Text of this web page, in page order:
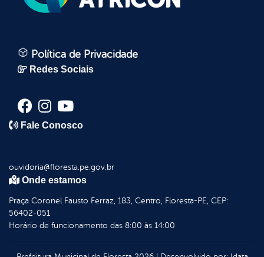
Política de Privacidade
Redes Sociais
Fale Conosco
ouvidoria@floresta.pe.gov.br
Onde estamos
Praça Coronel Fausto Ferraz, 183, Centro, Floresta-PE, CEP:
56402-051
Horário de funcionamento das 8:00 às 14:00